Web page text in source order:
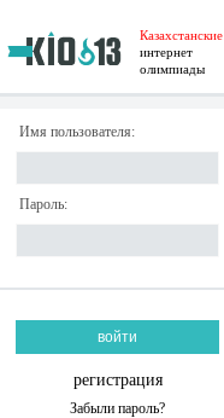
Казахстанские
интернет
олимпиады
Имя пользователя:
Пароль:
регистрация
Забыли пароль?